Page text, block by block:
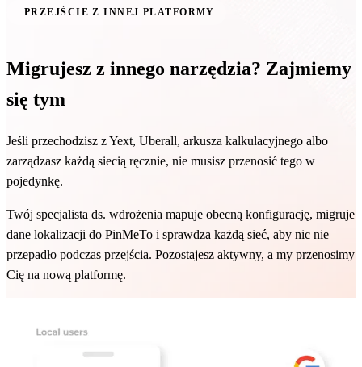
PRZEJŚCIE Z INNEJ PLATFORMY
Migrujesz z innego narzędzia? Zajmiemy
się tym
Jeśli przechodzisz z Yext, Uberall, arkusza kalkulacyjnego albo
zarządzasz każdą siecią ręcznie, nie musisz przenosić tego w
pojedynkę.
Twój specjalista ds. wdrożenia mapuje obecną konfigurację, migruje
dane lokalizacji do PinMeTo i sprawdza każdą sieć, aby nic nie
przepadło podczas przejścia. Pozostajesz aktywny, a my przenosimy
Cię na nową platformę.